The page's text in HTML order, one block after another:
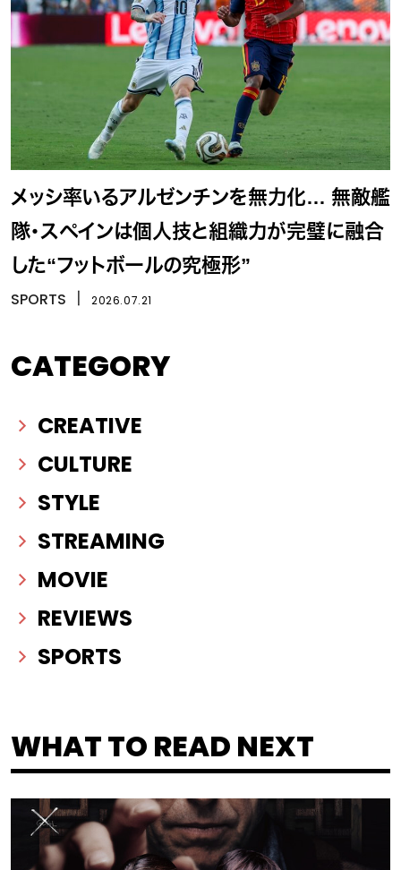
メッシ率いるアルゼンチンを無力化… 無敵艦
隊・スペインは個人技と組織力が完璧に融合
した“フットボールの究極形”
SPORTS 2026.07.21
CATEGORY
CREATIVE
CULTURE
STYLE
STREAMING
MOVIE
REVIEWS
SPORTS
WHAT TO READ NEXT